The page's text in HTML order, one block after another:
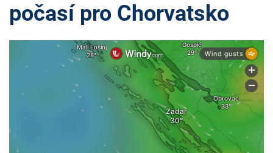
počasí pro Chorvatsko